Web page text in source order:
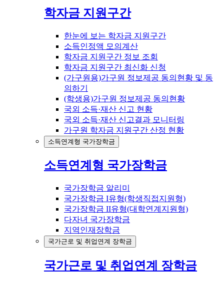
학자금 지원구간
한눈에 보는 학자금 지원구간
소득인정액 모의계산
학자금 지원구간 정보 조회
학자금 지원구간 최신화 신청
(가구원용)가구원 정보제공 동의현황 및 동
의하기
(학생용)가구원 정보제공 동의현황
국외 소득·재산 신고 현황
국외 소득·재산 신고결과 모니터링
가구원 학자금 지원구간 산정 현황
소득연계형 국가장학금
소득연계형 국가장학금
국가장학금 알리미
국가장학금 I유형(학생직접지원형)
국가장학금 II유형(대학연계지원형)
다자녀 국가장학금
지역인재장학금
국가근로 및 취업연계 장학금
국가근로 및 취업연계 장학금